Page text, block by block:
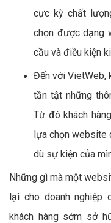
cực kỳ chất
chọn được dạng
cầu và điều kiện
Đến với VietWeb,
tần tật những
Từ đó khách
lựa chọn website
dù sự kiện của
Những gì mà một
lại cho doanh nghiệp
khách hàng sớm sở